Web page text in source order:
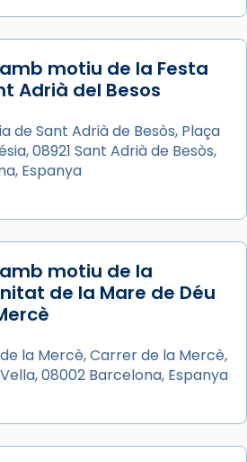
el cardenal Joan
presidit la missa i l’ha
auxiliar de Barcelona,
de Barcelona
Juliana i
i màrtirs.
història de sant Cugat, a
sorgeix la tradició
(“relatiu a Júlia”) i
motiu de la Festa
Adrià del Besos
de Sant Adrià de Besòs, Plaça
08921 Sant Adrià de Besòs,
Espanya
motiu de la
de la Mare de Déu
la Mercè, Carrer de la Mercè,
08002 Barcelona, Espanya